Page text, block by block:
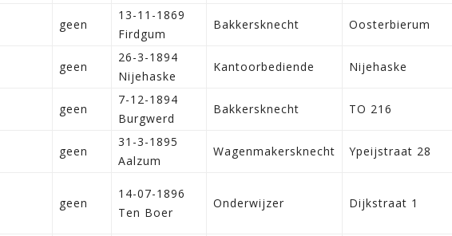
geen
13-11-1869
Firdgum
Bakkersknecht Oosterbierum
geen
26-3-1894
Nijehaske
Kantoorbediende Nijehaske
geen
7-12-1894
Burgwerd
Bakkersknecht TO 216
geen
31-3-1895
Aalzum
Wagenmakersknecht Ypeijstraat 28
geen
14-07-1896
Ten Boer
Onderwijzer Dijkstraat 1